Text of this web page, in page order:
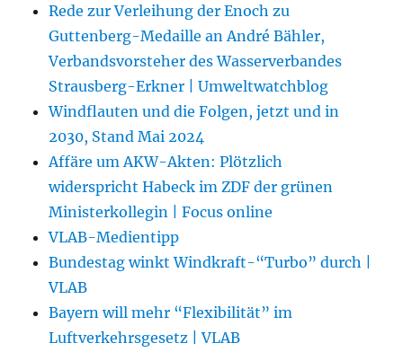
Rede zur Verleihung der Enoch zu
Guttenberg-Medaille an André Bähler,
Verbandsvorsteher des Wasserverbandes
Strausberg-Erkner | Umweltwatchblog
Windflauten und die Folgen, jetzt und in
2030, Stand Mai 2024
Affäre um AKW-Akten: Plötzlich
widerspricht Habeck im ZDF der grünen
Ministerkollegin | Focus online
VLAB-Medientipp
Bundestag winkt Windkraft-“Turbo” durch |
VLAB
Bayern will mehr “Flexibilität” im
Luftverkehrsgesetz | VLAB